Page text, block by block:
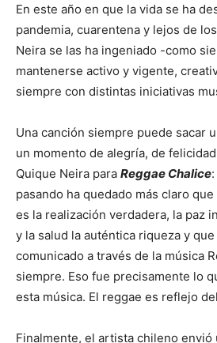
En este año en que la vida se ha
pandemia, cuarentena y lejos de
Neira se las ha ingeniado -como
mantenerse activo y vigente,
siempre con distintas iniciativas
Una canción siempre puede sacar
un momento de alegría, de
Quique Neira para Reggae Chalice
pasando ha quedado más claro
es la realización verdadera, la paz
y la salud la auténtica riqueza y
comunicado a través de la música
siempre. Eso fue precisamente lo
esta música. El reggae es reflejo
Finalmente, el artista chileno envió